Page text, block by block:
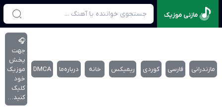
مازنی موزیک
مازندرانی فارسی کوردی ریمیکس خانه درباره‌‌ما DMCA
🎧
جهت
پخش
موزیک
خود
کلیک
کنید…